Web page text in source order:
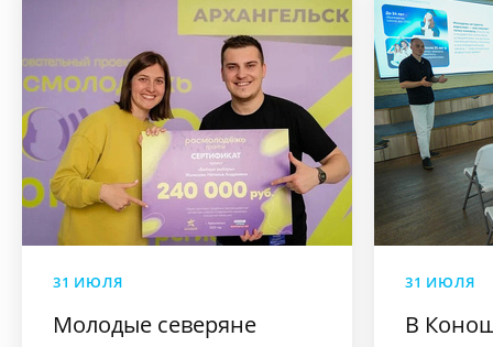
31 ИЮЛЯ
Молодые северяне
31 ИЮЛЯ
В